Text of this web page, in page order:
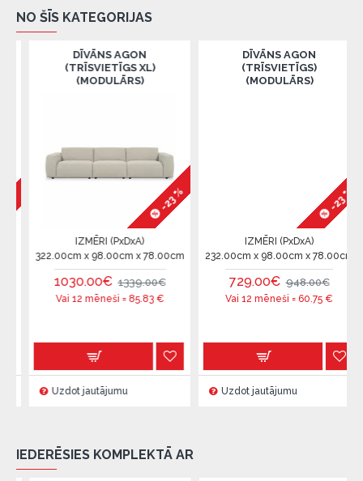
NO ŠĪS KATEGORIJAS
DĪVĀNS AGON
(TRĪSVIETĪGS XL)
(MODULĀRS)
-23 %
IZMĒRI (PxDxA)
322.00cm x 98.00cm x 78.00cm
1030.00€ 1339.00€
Vai 12 mēneši =85.83€
Uzdot jautājumu
DĪVĀNS AGON
(TRĪSVIETĪGS)
(MODULĀRS)
-23 %
IZMĒRI (PxDxA)
232.00cm x 98.00cm x 78.00cm
729.00€ 948.00€
Vai 12 mēneši =60.75€
Uzdot jautājumu
IEDERĒSIES KOMPLEKTĀ AR